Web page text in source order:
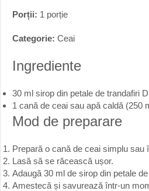
Porții: 1 porție
Categorie: Ceai
Ingrediente
30 ml sirop din petale de trandafiri
1 cană de ceai sau apă caldă (250
Mod de preparare
Prepară o cană de ceai simplu sau
Lasă să se răcească ușor.
Adaugă 30 ml de sirop din petale
Amestecă și savurează într-un